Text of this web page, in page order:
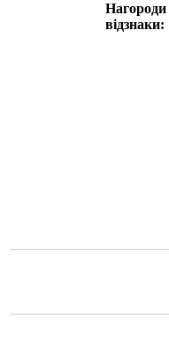
Нагороди
відзнаки: